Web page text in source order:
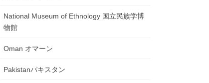
National Museum of Ethnology 国立民族学博
物館
Oman オマーン
Pakistanパキスタン